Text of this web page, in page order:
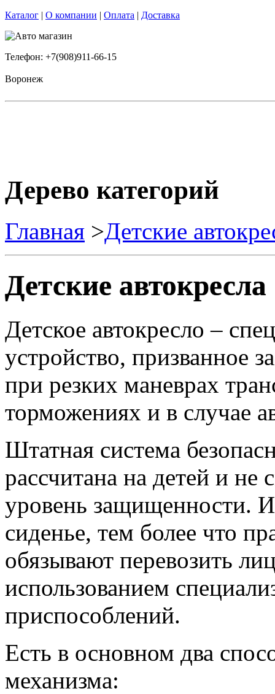
Каталог | О компании | Оплата | Доставка
Телефон: +7(908)911-66-15
Воронеж
Дерево категорий
Главная >Детские
Детские автокресла
Детское автокресло –
устройство, призванное
при резких маневрах
торможениях и в случае
Штатная система
рассчитана на детей и
уровень защищенности.
сиденье, тем более что
обязывают перевозить
использованием
приспособлений.
Есть в основном два
механизма: